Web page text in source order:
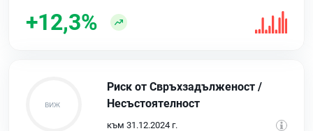
+12,3%
Риск от Свръхзадълженост /
Несъстоятелност
към 31.12.2024 г.